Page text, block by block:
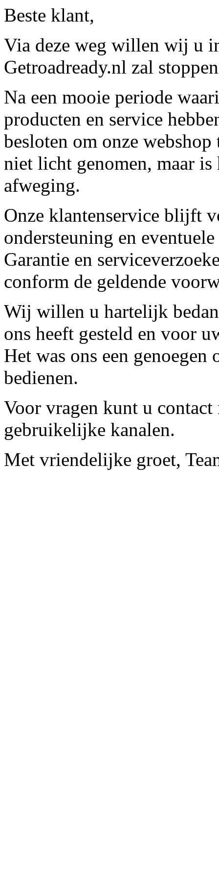
Beste klant,
Via deze weg willen wij u
Getroadready.nl zal
Na een mooie periode
producten en service
besloten om onze
niet licht genomen, maar
afweging.
Onze klantenservice blijft
ondersteuning en
Garantie en
conform de geldende
Wij willen u hartelijk
ons heeft gesteld en voor
Het was ons een
bedienen.
Voor vragen kunt u contact
gebruikelijke kanalen.
Met vriendelijke groet,